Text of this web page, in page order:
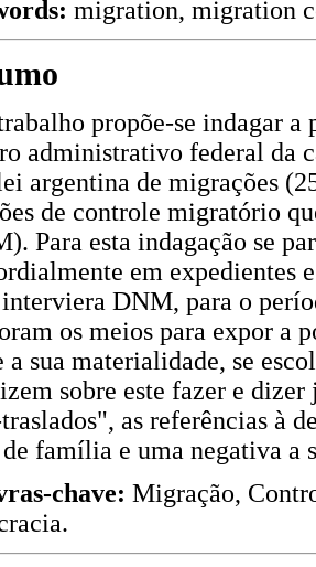
migration, migration
propõe-se indagar
administrativo federal da
argentina de migrações
de controle migratório
Para esta indagação se
em expedientes
DNM, para o
os meios para expor a
a sua materialidade, se
sobre este fazer e
as referências à
família e uma negativa a
chave: Migração,